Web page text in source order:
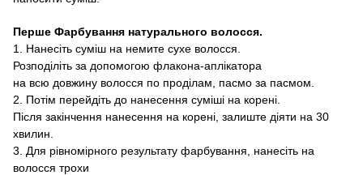
Перше Фарбування натурального волосся.
1. Нанесіть суміш на немите сухе волосся
Розподіліть за допомогою флакона-аплікатора
на всю довжину волосся по проділам, пасмо за пасмом
2. Потім перейдіть до нанесення суміші на корені
Після закінчення нанесення на корені, залиште діяти на 30
хвилин
3. Для рівномірного результату фарбування,
нанесіть на
волосся трохи